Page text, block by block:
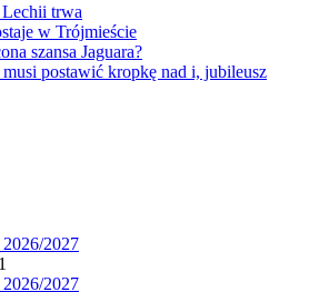
trwa
w Trójmieście
szansa Jaguara?
postawić kropkę nad i, jubileusz